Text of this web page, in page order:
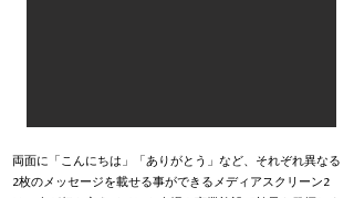
両面に「こんにちは」「ありがとう」など、それぞれ異なる
2枚のメッセージを載せる事ができるメディアスクリーン2